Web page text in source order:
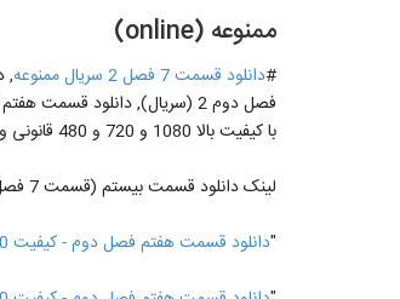
ممنوعه (online)
#دانلود قسمت 7 فصل 2 سریال ممنوعه
با کیفیت بالا 1080 و 720 و 480 قانونی و غیر رایگان از لینک زیر
لینک دانلود قسمت بیستم (قسمت 7 فصل 2) ممنوعه قرار گرفت ↓
"دانلود قسمت هفتم فصل دوم - کیفیت 480 - ممنوعه . کلیک کن